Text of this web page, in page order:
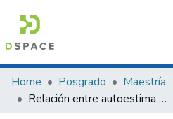
Communities & Collections
All of DSpace
Home Posgrado
Maestría
Relación entre autoestima y hábitos de estudio en los estudiantes del I semestre de la Escuela Profesional de Turismo de la Universidad Nacional San Agustín de Arequipa 2017